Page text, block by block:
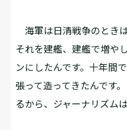
海軍は日清戦争のとき
それを建艦、建艦で増や
ンにしたんです。十年間
張って造ってきたんです
るから、ジャーナリズム